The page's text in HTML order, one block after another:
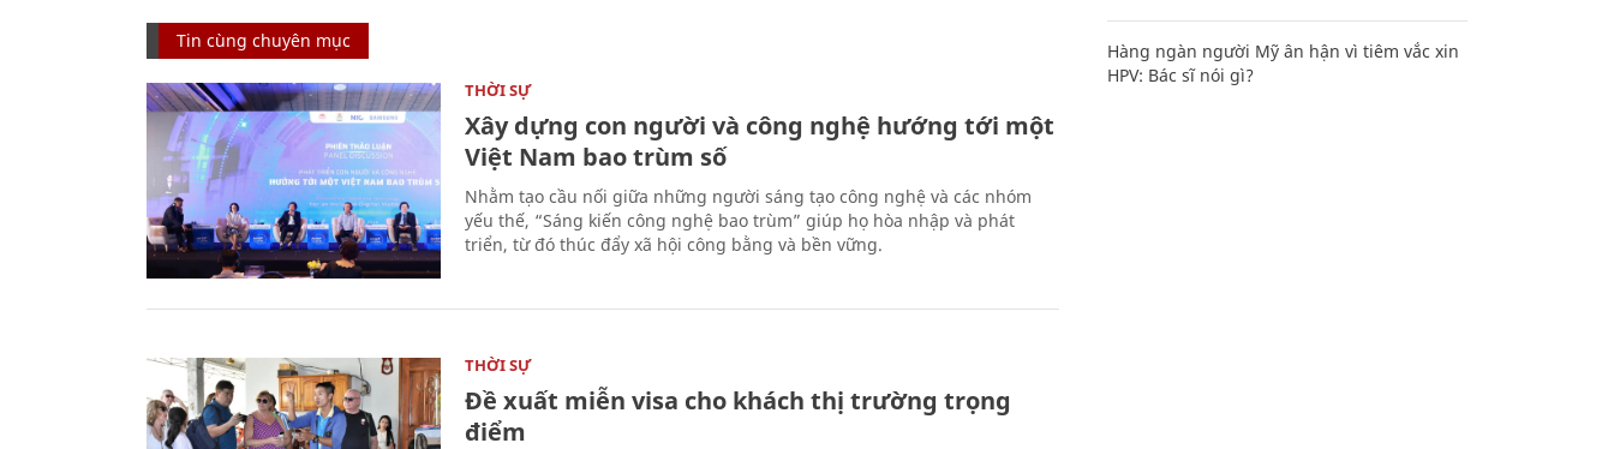
Tin cùng chuyên mục
THỜI SỰ
Xây dựng con người và công nghệ hướng tới một
Việt Nam bao trùm số
Nhằm tạo cầu nối giữa những người sáng tạo công nghệ và các nhóm
yếu thế, “Sáng kiến công nghệ bao trùm” giúp họ hòa nhập và phát
triển, từ đó thúc đẩy xã hội công bằng và bền vững.
THỜI SỰ
Đề xuất miễn visa cho khách thị trường trọng
điểm
Hàng ngàn người Mỹ ân hận vì tiêm vắc xin
HPV: Bác sĩ nói gì?